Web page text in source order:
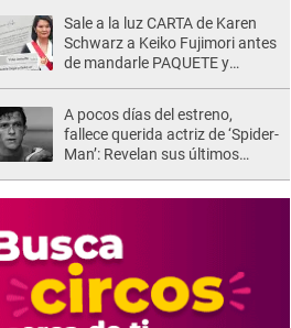
Sale a la luz CARTA de Karen
Schwarz a Keiko Fujimori antes
de mandarle PAQUETE y
A pocos días del estreno,
fallece querida actriz de ‘Spider-
Man’: Revelan sus últimos